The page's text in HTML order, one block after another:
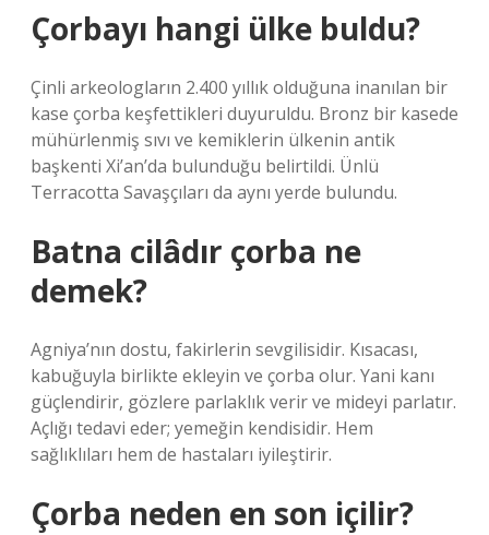
Çorbayı hangi ülke buldu?
Çinli arkeologların 2.400 yıllık olduğuna inanılan bir
kase çorba keşfettikleri duyuruldu. Bronz bir kasede
mühürlenmiş sıvı ve kemiklerin ülkenin antik
başkenti Xi’an’da bulunduğu belirtildi. Ünlü
Terracotta Savaşçıları da aynı yerde bulundu.
Batna cilâdır çorba ne
demek?
Agniya’nın dostu, fakirlerin sevgilisidir. Kısacası,
kabuğuyla birlikte ekleyin ve çorba olur. Yani kanı
güçlendirir, gözlere parlaklık verir ve mideyi parlatır.
Açlığı tedavi eder; yemeğin kendisidir. Hem
sağlıklıları hem de hastaları iyileştirir.
Çorba neden en son içilir?